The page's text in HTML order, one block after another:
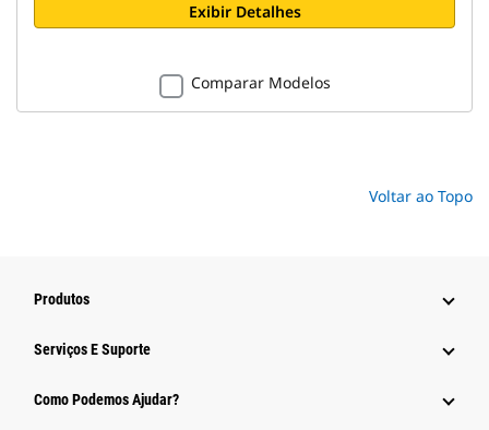
Exibir Detalhes
Comparar Modelos
Voltar ao Topo
Produtos
Serviços E Suporte
Como Podemos Ajudar?